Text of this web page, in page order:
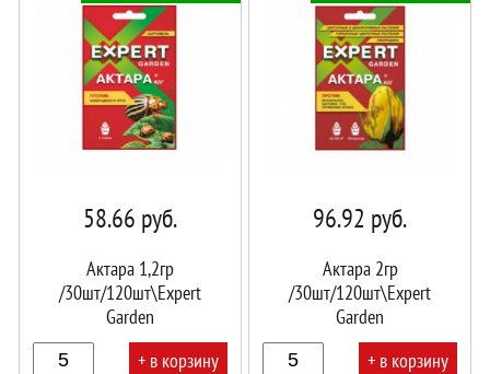
58.66 руб.
Актара 1,2гр
/30шт/120шт\Expert
Garden
+ в корзину
96.92 руб.
Актара 2гр
/30шт/120шт\Expert
Garden
+ в корзину